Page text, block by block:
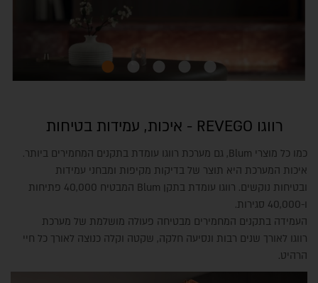
רווגו REVEGO - איכות, עמידות בטיחות
כמו כל מוצרי Blum, גם מערכת רווגו עומדת בתקנים המחמירים ביותר.
איכות המערכת היא תוצר של בדיקות מקיפות ומבחני עמידות
ובטיחות נוקשים. רווגו עומדת בתקן Blum
המבטיח 40,000 פתיחות
ו-40,000 סגירות.
העמידה בתקנים המחמירים מבטיחה פעולה מושלמת של מערכת
רווגו לאורך שנים רבות ונסיעה חלקה, שקטה וקלה כנוצה לאורך כל חיי
הרהיט.